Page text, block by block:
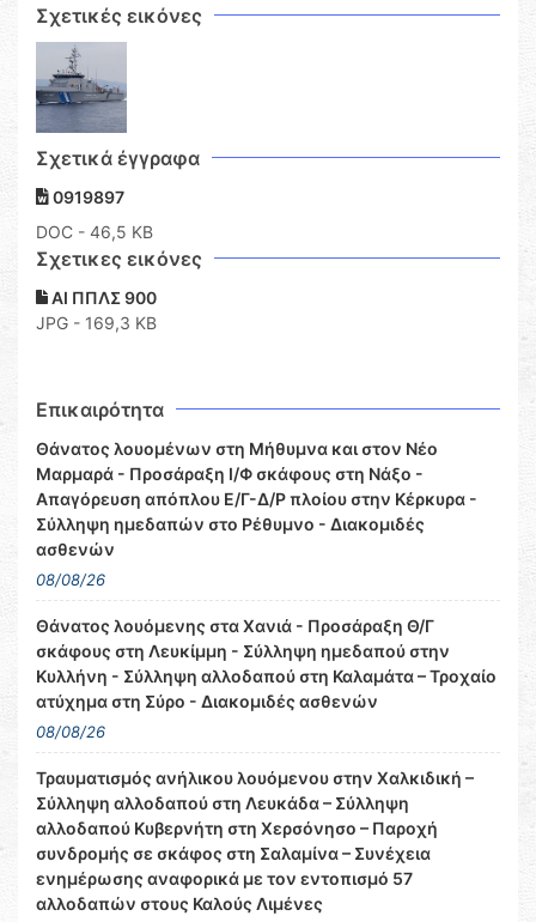
Σχετικές εικόνες
Σχετικά έγγραφα
0919897
DOC - 46,5 KB
Σχετικες εικόνες
ΑΙ ΠΠΛΣ 900
JPG - 169,3 KB
Επικαιρότητα
Θάνατος λουομένων στη Μήθυμνα και στον Νέο
Μαρμαρά - Προσάραξη Ι/Φ σκάφους στη Νάξο -
Απαγόρευση απόπλου Ε/Γ-Δ/Ρ πλοίου στην Κέρκυρα -
Σύλληψη ημεδαπών στο Ρέθυμνο - Διακομιδές
ασθενών
08/08/26
Θάνατος λουόμενης στα Χανιά - Προσάραξη Θ/Γ
σκάφους στη Λευκίμμη - Σύλληψη ημεδαπού στην
Κυλλήνη - Σύλληψη αλλοδαπού στη Καλαμάτα – Τροχαίο
ατύχημα στη Σύρο - Διακομιδές ασθενών
08/08/26
Τραυματισμός ανήλικου λουόμενου στην Χαλκιδική –
Σύλληψη αλλοδαπού στη Λευκάδα – Σύλληψη
αλλοδαπού Κυβερνήτη στη Χερσόνησο – Παροχή
συνδρομής σε σκάφος στη Σαλαμίνα – Συνέχεια
ενημέρωσης αναφορικά με τον εντοπισμό 57
αλλοδαπών στους Καλούς Λιμένες